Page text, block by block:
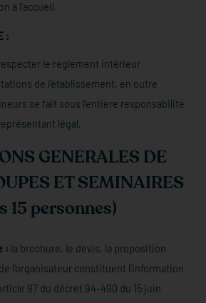
à l’accueil.
:
le règlement intérieur
de l’établissement, en outre
se fait sous l’entière responsabilité
légal.
GENERALES DE
ET SEMINAIRES
15 personnes)
: la brochure, le devis, la proposition
l'organisateur constituent l'information
97 du décret 94-490 du 15 juin